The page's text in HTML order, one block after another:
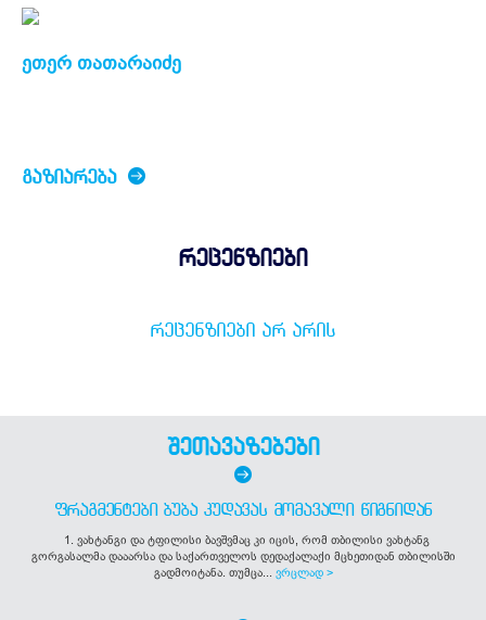
ეთერ თათარაიძე
ᲒᲐᲖᲘᲐᲠᲔᲑᲐ
რეცენზიები
ᲠᲔᲪᲔᲜᲖᲘᲔᲑᲘ ᲐᲠ ᲐᲠᲘᲡ
შეთავაზებები
ᲤᲠᲐᲒᲛᲔᲜᲢᲔᲑᲘ ᲑᲣᲑᲐ ᲙᲣᲓᲐᲕᲐᲡ ᲛᲝᲛᲐᲕᲐᲚᲘ ᲬᲘᲒᲜᲘᲓᲐᲜ
1. ვახტანგი და ტფილისი ბავშვმაც კი იცის, რომ თბილისი ვახტანგ
გორგასალმა დააარსა და საქართველოს დედაქალაქი მცხეთიდან თბილისში
გადმოიტანა. თუმცა... ვრცლად >